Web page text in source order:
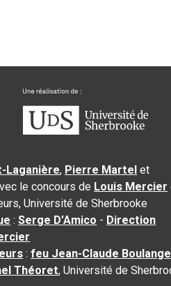
Laganière, Pierre Martel et
le concours de Louis Mercier
Université de Sherbrooke
:Serge D’Amico - Direction
:feu Jean-Claude
Théoret, Université de